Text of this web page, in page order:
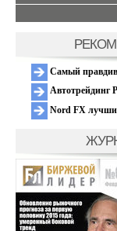
Самый
Автотрейдинг
Nord FX